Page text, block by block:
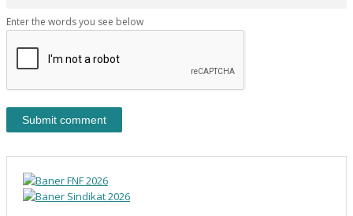
Enter the words you see below